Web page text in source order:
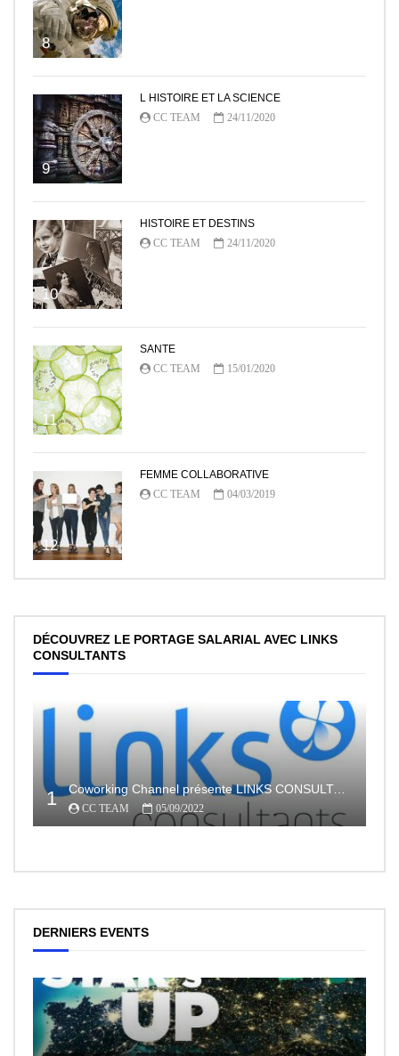
8
9
L HISTOIRE ET LA SCIENCE
CC TEAM
24/11/2020
10
HISTOIRE ET DESTINS
CC TEAM
24/11/2020
11
SANTE
CC TEAM
15/01/2020
12
FEMME COLLABORATIVE
CC TEAM
04/03/2019
DÉCOUVREZ LE PORTAGE SALARIAL AVEC LINKS
CONSULTANTS
1 Coworking Channel présente LINKS CONSULTANTS, l’indépendance en toute sécurité avec le portage salarial
CC TEAM 05/09/2022
DERNIERS EVENTS